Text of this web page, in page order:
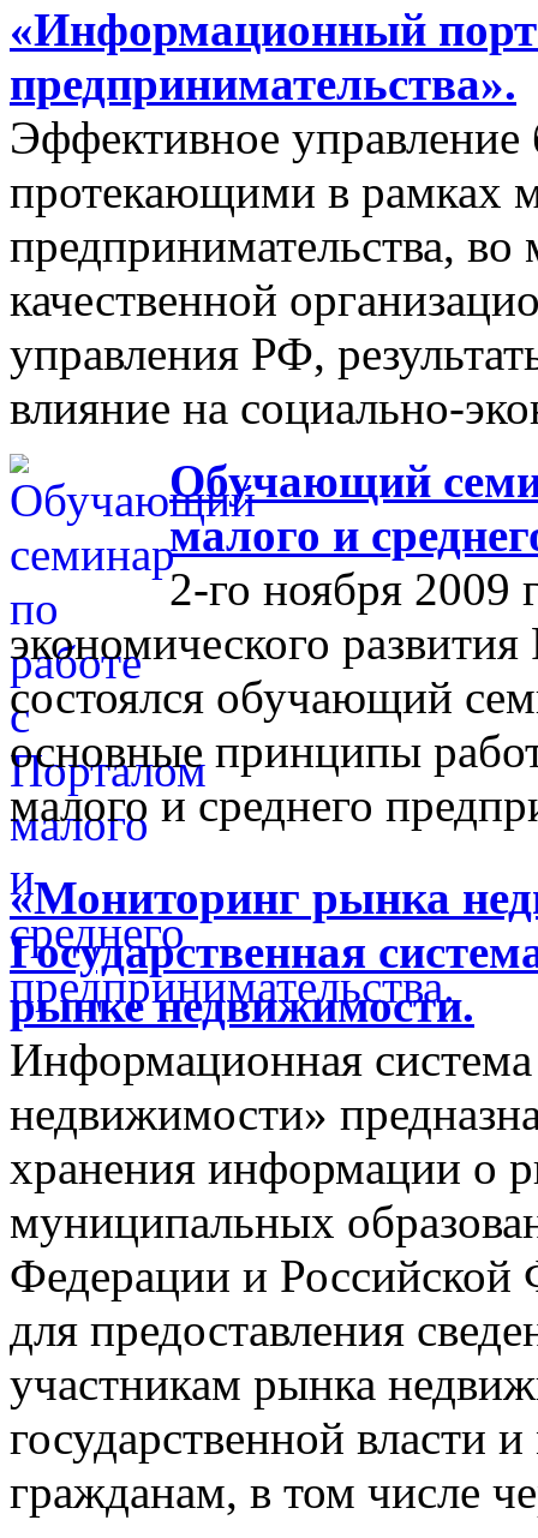
«Информационный
предпринимательства».
Эффективное управление
протекающими в рамках
предпринимательства,
качественной
управления РФ,
влияние на социально-
Обучающий
малого и
2-го ноября 2009
экономического
состоялся обучающий
основные принципы
малого и среднего
«Мониторинг рынка
Государственная
рынке недвижимости.
Информационная
недвижимости»
хранения информации о
муниципальных
Федерации и Российской
для предоставления
участникам рынка
государственной власти
гражданам, в том числе